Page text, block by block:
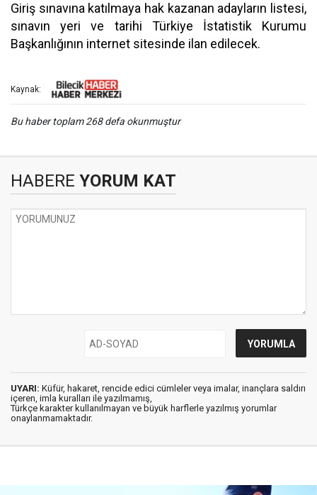
Giriş sınavına katılmaya hak kazanan adayların listesi,
sınavın yeri ve tarihi Türkiye İstatistik Kurumu
Başkanlığının internet sitesinde ilan edilecek.
Kaynak:
Bu haber toplam 268 defa okunmuştur
HABERE YORUM KAT
UYARI: Küfür, hakaret, rencide edici cümleler veya imalar, inançlara saldırı
içeren, imla kuralları ile yazılmamış,
Türkçe karakter kullanılmayan ve büyük harflerle yazılmış yorumlar
onaylanmamaktadır.